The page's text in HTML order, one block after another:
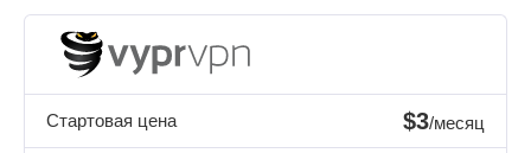
Стартовая цена $3/месяц